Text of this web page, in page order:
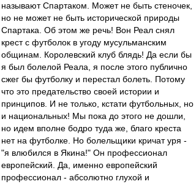
называют Спартаком. Может не быть стеночек,
но не может не быть исторической природы
Спартака. Об этом же речь! Вон Реал снял
крест с футболок в угоду мусульманским
общинам. Королевский клуб блядь! Да если бы
я был болелой Реала, я после этого публично
сжег бы футболку и перестал болеть. Потому
что это предательство своей истории и
принципов. И не только, кстати футбольных, но
и национальных! Мы пока до этого не дошли,
но идем вполне бодро туда же, благо креста
нет на футболке. Но болельщики кричат уря -
"я влюбился в Якина!" Он профессионал
европейский. Да, именно европейский
профессионал - абсолютно глухой и